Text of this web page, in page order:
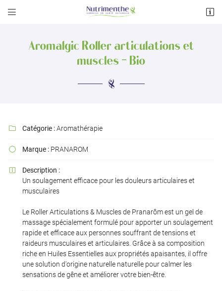
 
05 34 55 33 47
 Adresse email de réception
Recopier le code ci-contre
En cochant cette case, vous consentez à recevoir nos propositions commerciales à
l'adresse email indiqué ci-dessus. Vous pouvez vous désinscrire à tout moment en
Aromalgic Roller articulations et
muscles - Bio
 Catégorie :Aromathérapie
 Marque : PRANAROM

Description :
Un soulagement efficace pour les douleurs articulaires et
musculaires
Le Roller Articulations & Muscles de Pranarôm est un gel de
massage spécialement formulé pour apporter un soulagement
rapide et efficace aux personnes souffrant de tensions et
raideurs musculaires et articulaires. Grâce à sa composition
riche en Huiles Essentielles aux propriétés apaisantes, il offre
une solution d'origine naturelle naturelle pour calmer les
sensations de gêne et améliorer votre bien-être.